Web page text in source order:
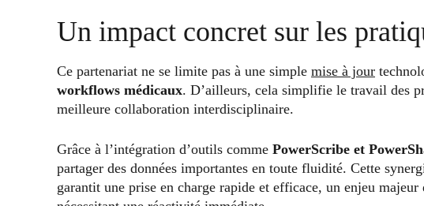
Un impact concret sur les
Ce partenariat ne se limite pas à une simple mise à jour
workflows médicaux. D’ailleurs, cela simplifie le travail des
meilleure collaboration interdisciplinaire.
Grâce à l’intégration d’outils comme PowerScribe et
partager des données importantes en toute fluidité. Cette
garantit une prise en charge rapide et efficace, un enjeu majeur